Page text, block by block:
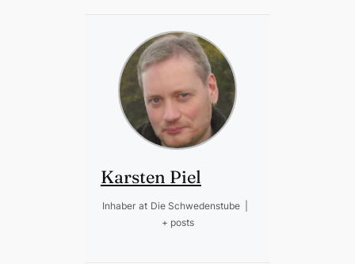
Karsten Piel
Inhaber at Die Schwedenstube
+ posts